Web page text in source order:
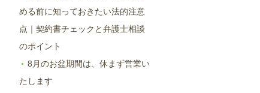
める前に知っておきたい法的注意
点｜契約書チェックと弁護士相談
のポイント
8月のお盆期間は、休まず営業い
たします